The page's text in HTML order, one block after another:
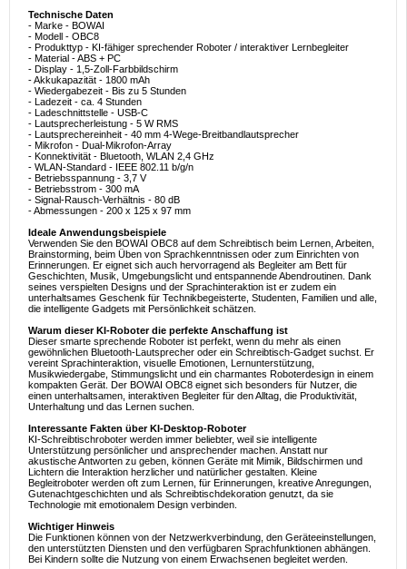
Technische Daten
- Marke - BOWAI
- Modell - OBC8
- Produkttyp - KI-fähiger sprechender Roboter / interaktiver Lernbegleiter
- Material - ABS + PC
- Display - 1,5-Zoll-Farbbildschirm
- Akkukapazität - 1800 mAh
- Wiedergabezeit - Bis zu 5 Stunden
- Ladezeit - ca. 4 Stunden
- Ladeschnittstelle - USB-C
- Lautsprecherleistung - 5 W RMS
- Lautsprechereinheit - 40 mm 4-Wege-Breitbandlautsprecher
- Mikrofon - Dual-Mikrofon-Array
- Konnektivität - Bluetooth, WLAN 2,4 GHz
- WLAN-Standard - IEEE 802.11 b/g/n
- Betriebsspannung - 3,7 V
- Betriebsstrom - 300 mA
- Signal-Rausch-Verhältnis - 80 dB
- Abmessungen - 200 x 125 x 97 mm
Ideale Anwendungsbeispiele
Verwenden Sie den BOWAI OBC8 auf dem Schreibtisch beim Lernen, Arbeiten,
Brainstorming, beim Üben von Sprachkenntnissen oder zum Einrichten von
Erinnerungen. Er eignet sich auch hervorragend als Begleiter am Bett für
Geschichten, Musik, Umgebungslicht und entspannende Abendroutinen. Dank
seines verspielten Designs und der Sprachinteraktion ist er zudem ein
unterhaltsames Geschenk für Technikbegeisterte, Studenten, Familien und alle,
die intelligente Gadgets mit Persönlichkeit schätzen.
Warum dieser KI-Roboter die perfekte Anschaffung ist
Dieser smarte sprechende Roboter ist perfekt, wenn du mehr als einen
gewöhnlichen Bluetooth-Lautsprecher oder ein Schreibtisch-Gadget suchst. Er
vereint Sprachinteraktion, visuelle Emotionen, Lernunterstützung,
Musikwiedergabe, Stimmungslicht und ein charmantes Roboterdesign in einem
kompakten Gerät. Der BOWAI OBC8 eignet sich besonders für Nutzer, die
einen unterhaltsamen, interaktiven Begleiter für den Alltag, die Produktivität,
Unterhaltung und das Lernen suchen.
Interessante Fakten über KI-Desktop-Roboter
KI-Schreibtischroboter werden immer beliebter, weil sie intelligente
Unterstützung persönlicher und ansprechender machen. Anstatt nur
akustische Antworten zu geben, können Geräte mit Mimik, Bildschirmen und
Lichtern die Interaktion herzlicher und natürlicher gestalten. Kleine
Begleitroboter werden oft zum Lernen, für Erinnerungen, kreative Anregungen,
Gutenachtgeschichten und als Schreibtischdekoration genutzt, da sie
Technologie mit emotionalem Design verbinden.
Wichtiger Hinweis
Die Funktionen können von der Netzwerkverbindung, den Geräteeinstellungen,
den unterstützten Diensten und den verfügbaren Sprachfunktionen abhängen.
Bei Kindern sollte die Nutzung von einem Erwachsenen begleitet werden.